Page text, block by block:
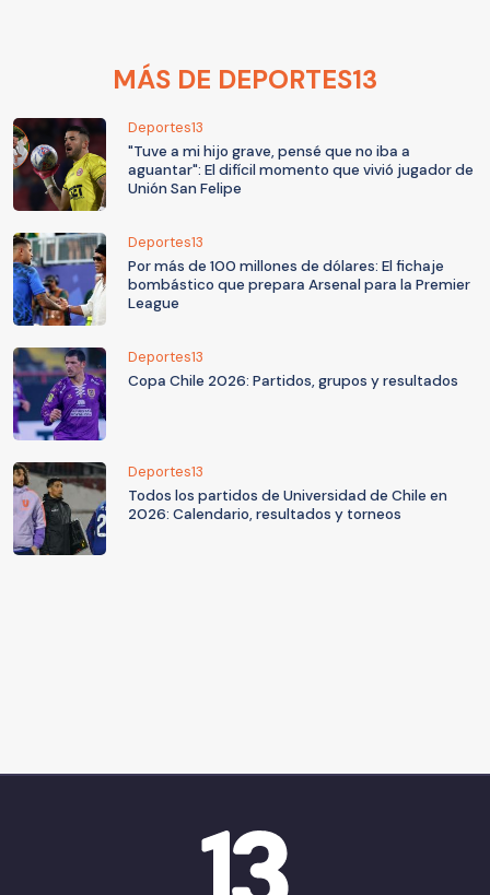
MÁS DE DEPORTES13
Deportes13
"Tuve a mi hijo grave, pensé que no iba a
aguantar": El difícil momento que vivió jugador de
Unión San Felipe
Deportes13
Por más de 100 millones de dólares: El fichaje
bombástico que prepara Arsenal para la Premier
League
Deportes13
Copa Chile 2026: Partidos, grupos y resultados
Deportes13
Todos los partidos de Universidad de Chile en
2026: Calendario, resultados y torneos